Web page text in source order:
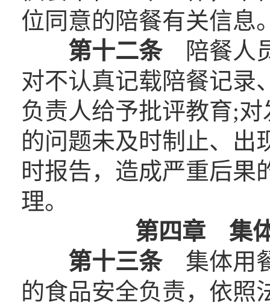
位同意的陪餐有关信息
第十二条陪餐人员
对不认真记载陪餐记录
负责人给予批评教育;
的问题未及时制止、出
时报告，造成严重后果
理。
第四章 集
第十三条集体用餐
的食品安全负责，依照